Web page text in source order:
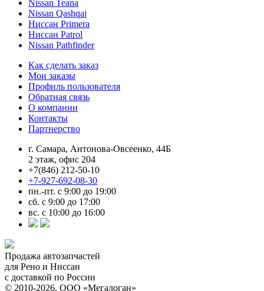
Nissan Teana
Nissan Qashqai
Ниссан Primera
Ниссан Patrol
Nissan Pathfinder
Как сделать заказ
Мои заказы
Профиль пользователя
Обратная связь
О компании
Контакты
Партнерство
г. Самара, Антонова-Овсеенко, 44Б
2 этаж, офис 204
+7(846) 212-50-10
+7-927-692-08-30
пн.-пт. с 9:00 до 19:00
сб. с 9:00 до 17:00
вс. с 10:00 до 16:00
Продажа автозапчастей
для Рено и Ниссан
с доставкой по России
© 2010-2026, ООО «Мегалоган»